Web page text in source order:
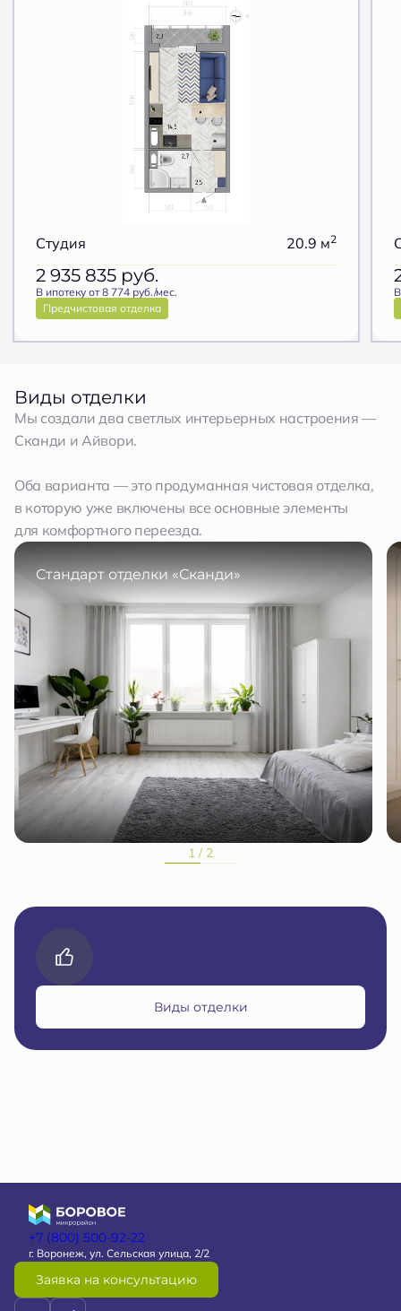
Студия 20.9 м2
2 935 835 руб.
В ипотеку от 8 774 руб./мес.
Предчистовая отделка
Виды отделки
Мы создали два светлых интерьерных настроения —
Сканди и Айвори.
Оба варианта — это продуманная чистовая отделка,
в которую уже включены все основные элементы
для комфортного переезда.
Стандарт отделки «Сканди»
1 / 2
Виды отделки
+7 (800) 500-92-22
г. Воронеж, ул. Сельская улица, 2/2
Заявка на консультацию